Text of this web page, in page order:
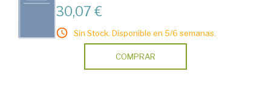
30,07 €
Sin Stock. Disponible en 5/6 semanas.
COMPRAR